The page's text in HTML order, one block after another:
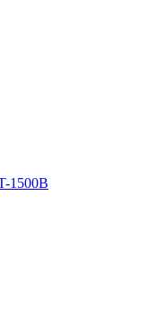
1500B